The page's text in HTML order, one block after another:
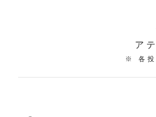
ア
※ 各投